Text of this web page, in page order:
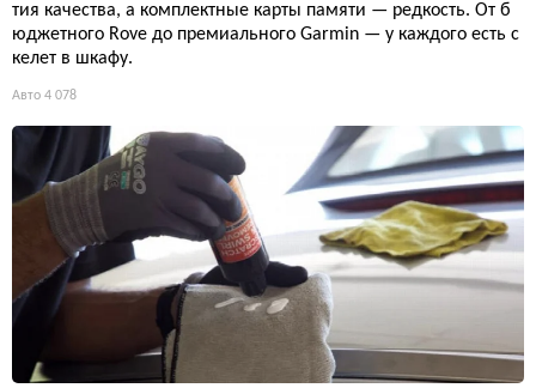
тия качества, а комплектные карты памяти — редкость. От б
юджетного Rove до премиального Garmin — у каждого есть с
келет в шкафу.
Авто 4 078